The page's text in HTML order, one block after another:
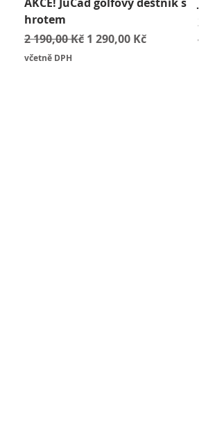
hrotem
Běžná cena
2 190,00 Kč Zvýhodněná cena
1 290,00 Kč
včetně DPH
Cena
2